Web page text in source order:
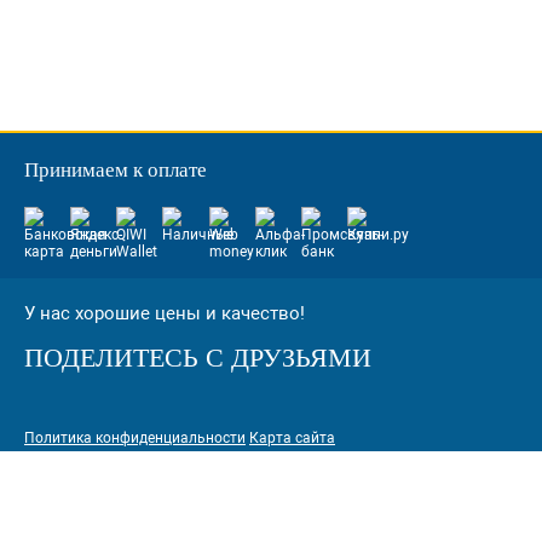
Принимаем к оплате
У нас хорошие цены и качество!
ПОДЕЛИТЕСЬ С ДРУЗЬЯМИ
Политика конфиденциальности Карта сайта